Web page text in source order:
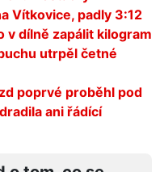
Vítkovice, padly 3:12
v dílně zapálit kilogram
utrpěl četné
poprvé proběhl pod
ani řádící